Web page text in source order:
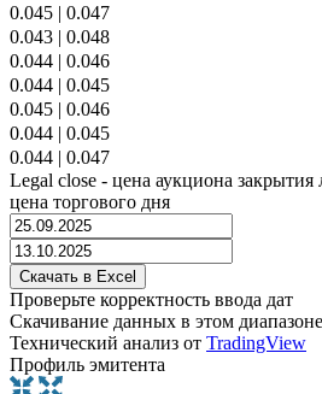
0.045 | 0.047
0.043 | 0.048
0.044 | 0.046
0.044 | 0.045
0.045 | 0.046
0.044 | 0.045
0.044 | 0.047
Legal close - цена аукциона закрытия
цена торгового дня
Проверьте корректность ввода дат
Скачивание данных в этом
Технический анализ от TradingView
Профиль эмитента